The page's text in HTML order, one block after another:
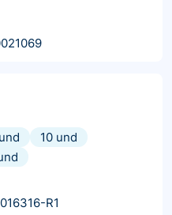
10 und
R1